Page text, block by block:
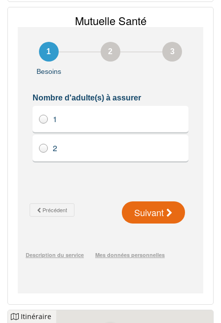
Itinéraire